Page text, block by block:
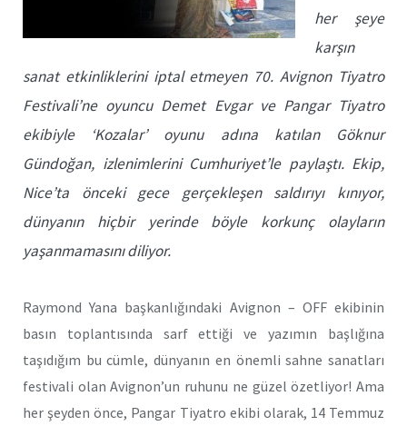
her şeye
karşın
sanat etkinliklerini iptal etmeyen 70. Avignon Tiyatro
Festivali’ne oyuncu Demet Evgar ve Pangar Tiyatro
ekibiyle ‘Kozalar’ oyunu adına katılan Göknur
Gündoğan, izlenimlerini Cumhuriyet’le paylaştı. Ekip,
Nice’ta önceki gece gerçekleşen saldırıyı kınıyor,
dünyanın hiçbir yerinde böyle korkunç olayların
yaşanmamasını diliyor.
Raymond Yana başkanlığındaki Avignon – OFF ekibinin
basın toplantısında sarf ettiği ve yazımın başlığına
taşıdığım bu cümle, dünyanın en önemli sahne sanatları
festivali olan Avignon’un ruhunu ne güzel özetliyor! Ama
her şeyden önce, Pangar Tiyatro ekibi olarak, 14 Temmuz